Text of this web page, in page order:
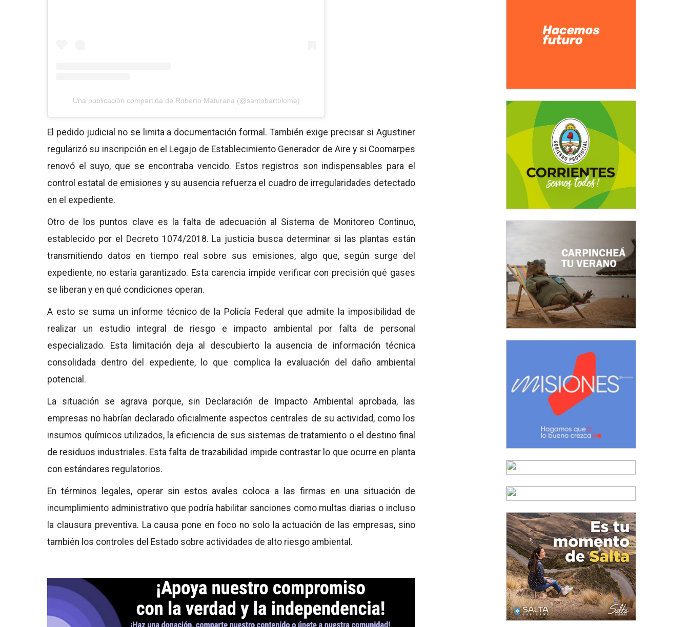
Una publicación compartida de Roberto Maturana (@santobartolome)
El pedido judicial no se limita a documentación formal. También exige precisar si Agustiner
regularizó su inscripción en el Legajo de Establecimiento Generador de Aire y si Coomarpes
renovó el suyo, que se encontraba vencido. Estos registros son indispensables para el
control estatal de emisiones y su ausencia refuerza el cuadro de irregularidades detectado
en el expediente.
Otro de los puntos clave es la falta de adecuación al Sistema de Monitoreo Continuo,
establecido por el Decreto 1074/2018. La justicia busca determinar si las plantas están
transmitiendo datos en tiempo real sobre sus emisiones, algo que, según surge del
expediente, no estaría garantizado. Esta carencia impide verificar con precisión qué gases
se liberan y en qué condiciones operan.
A esto se suma un informe técnico de la Policía Federal que admite la imposibilidad de
realizar un estudio integral de riesgo e impacto ambiental por falta de personal
especializado. Esta limitación deja al descubierto la ausencia de información técnica
consolidada dentro del expediente, lo que complica la evaluación del daño ambiental
potencial.
La situación se agrava porque, sin Declaración de Impacto Ambiental aprobada, las
empresas no habrían declarado oficialmente aspectos centrales de su actividad, como los
insumos químicos utilizados, la eficiencia de sus sistemas de tratamiento o el destino final
de residuos industriales. Esta falta de trazabilidad impide contrastar lo que ocurre en planta
con estándares regulatorios.
En términos legales, operar sin estos avales coloca a las firmas en una situación de
incumplimiento administrativo que podría habilitar sanciones como multas diarias o incluso
la clausura preventiva. La causa pone en foco no solo la actuación de las empresas, sino
también los controles del Estado sobre actividades de alto riesgo ambiental.